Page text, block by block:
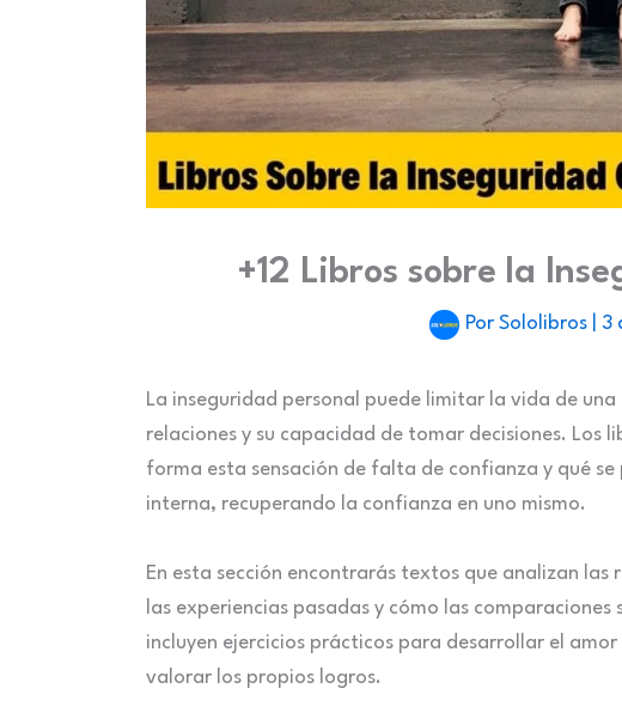
+12 Libros sobre la
Por Sololibros 3
La inseguridad personal puede limitar la vida de
relaciones y su capacidad de tomar decisiones. Los
forma esta sensación de falta de confianza y qué
interna, recuperando la confianza en uno mismo.
En esta sección encontrarás textos que analizan
las experiencias pasadas y cómo las
incluyen ejercicios prácticos para desarrollar el
valorar los propios logros.